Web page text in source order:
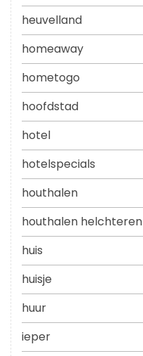
heuvelland
homeaway
hometogo
hoofdstad
hotel
hotelspecials
houthalen
houthalen helchteren
huis
huisje
huur
ieper